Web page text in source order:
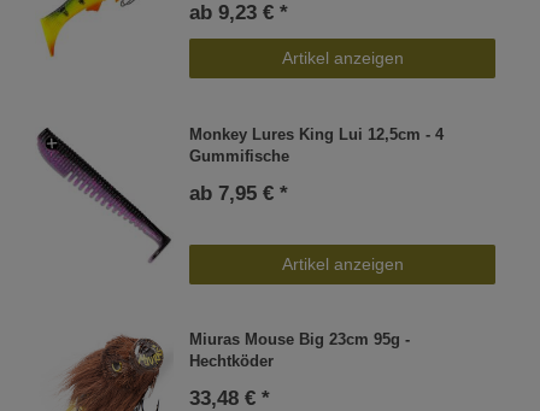
ab 9,23 € *
Artikel anzeigen
Monkey Lures King Lui 12,5cm - 4
Gummifische
ab 7,95 € *
Artikel anzeigen
Miuras Mouse Big 23cm 95g -
Hechtköder
33,48 € *